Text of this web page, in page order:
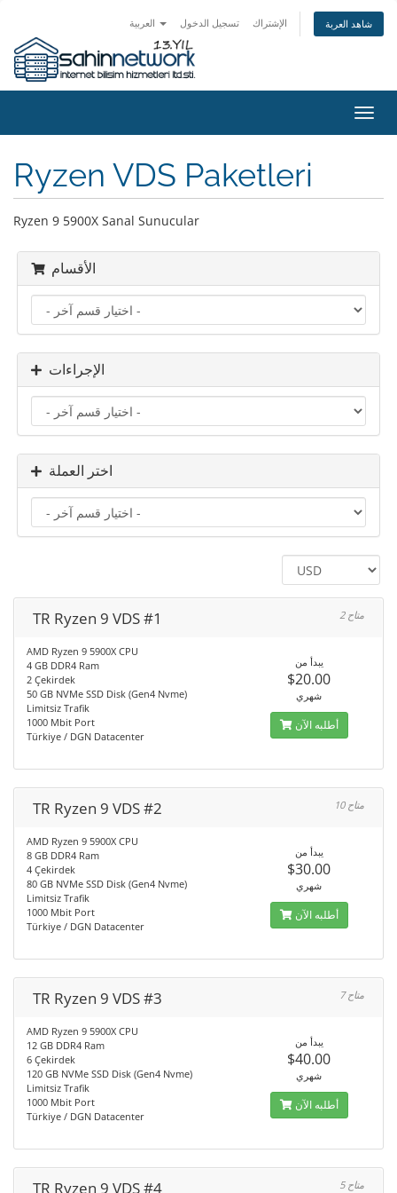
تسجيل الدخول الإشتراك شاهد العربة
تبديل
التنقل
Ryzen VDS Paketleri
Ryzen 9 5900X Sanal Sunucular
الأقسام
الإجراءات
اختر العملة
TR Ryzen 9 VDS #1 2 متاح
AMD Ryzen 9 5900X CPU
4 GB DDR4 Ram
2 Çekirdek
50 GB NVMe SSD Disk (Gen4 Nvme)
Limitsiz Trafik
1000 Mbit Port
Türkiye / DGN Datacenter
يبدأ من
$20.00
شهري
أطلبه الآن
TR Ryzen 9 VDS #2 10 متاح
AMD Ryzen 9 5900X CPU
8 GB DDR4 Ram
4 Çekirdek
80 GB NVMe SSD Disk (Gen4 Nvme)
Limitsiz Trafik
1000 Mbit Port
Türkiye / DGN Datacenter
يبدأ من
$30.00
شهري
أطلبه الآن
TR Ryzen 9 VDS #3 7 متاح
AMD Ryzen 9 5900X CPU
12 GB DDR4 Ram
6 Çekirdek
120 GB NVMe SSD Disk (Gen4 Nvme)
Limitsiz Trafik
1000 Mbit Port
Türkiye / DGN Datacenter
يبدأ من
$40.00
شهري
أطلبه الآن
TR Ryzen 9 VDS #4 5 متاح